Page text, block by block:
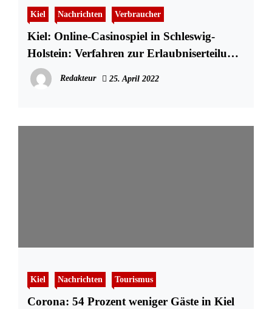
Kiel Nachrichten Verbraucher
Kiel: Online-Casinospiel in Schleswig-
Holstein: Verfahren zur Erlaubniserteilung
startet ab heute
Redakteur 25. April 2022
Kiel Nachrichten Tourismus
Corona: 54 Prozent weniger Gäste in Kiel